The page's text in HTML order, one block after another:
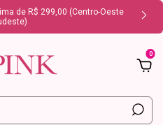
de R$ 299,00 (Centro-Oeste
0